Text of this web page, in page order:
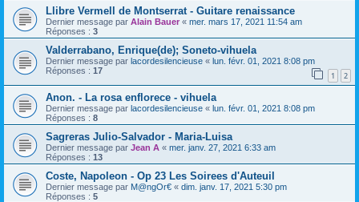
Llibre Vermell de Montserrat - Guitare renaissance
Dernier message par Alain Bauer « mer. mars 17, 2021 11:54 am
Réponses : 3
Valderrabano, Enrique(de); Soneto-vihuela
Dernier message par lacordesilencieuse « lun. févr. 01, 2021 8:08 pm
Réponses : 17 1 2
Anon. - La rosa enflorece - vihuela
Dernier message par lacordesilencieuse « lun. févr. 01, 2021 8:08 pm
Réponses : 8
Sagreras Julio-Salvador - Maria-Luisa
Dernier message par Jean A « mer. janv. 27, 2021 6:33 am
Réponses : 13
Coste, Napoleon - Op 23 Les Soirees d'Auteuil
Dernier message par M@ngOr€ « dim. janv. 17, 2021 5:30 pm
Réponses : 5